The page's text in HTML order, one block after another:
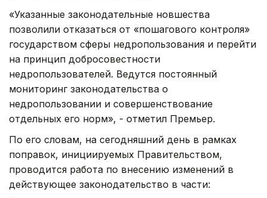
«Указанные законодательные новшества
позволили отказаться от «пошагового контроля»
государством сферы недропользования и перейти
на принцип добросовестности
недропользователей. Ведутся постоянный
мониторинг законодательства о
недропользовании и совершенствование
отдельных его норм», - отметил Премьер.
По его словам, на сегодняшний день в рамках
поправок, инициируемых Правительством,
проводится работа по внесению изменений в
действующее законодательство в части: